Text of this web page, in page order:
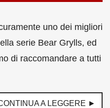
uno dei migliori
serie Bear Grylls, ed
di raccomandare a tutti
A LEGGERE ►